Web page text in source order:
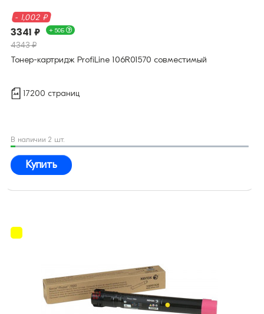
- 1,002 ₽
3341 ₽ + 50Б
4343 ₽
Тонер-картридж ProfiLine 106R01570 совместимый
17200 страниц
В наличии 2 шт.
Купить